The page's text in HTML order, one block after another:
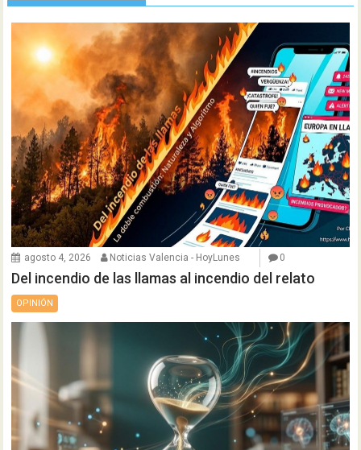
agosto 4, 2026 Noticias Valencia - HoyLunes 0
Del incendio de las llamas al incendio del relato
OPINIÓN